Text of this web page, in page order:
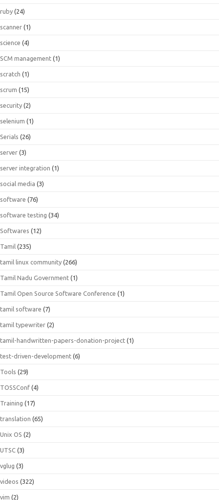
ruby (24)
scanner (1)
science (4)
SCM management (1)
scratch (1)
scrum (15)
security (2)
selenium (1)
Serials (26)
server (3)
server integration (1)
social media (3)
software (76)
software testing (34)
Softwares (12)
Tamil (235)
tamil linux community (266)
Tamil Nadu Government (1)
Tamil Open Source Software Conference (1)
tamil software (7)
tamil typewriter (2)
tamil-handwritten-papers-donation-project (1)
test-driven-development (6)
Tools (29)
TOSSConf (4)
Training (17)
translation (65)
Unix OS (2)
UTSC (3)
vglug (3)
videos (322)
vim (2)